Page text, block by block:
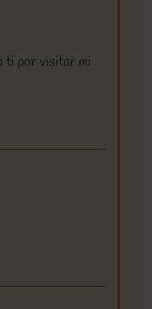
ti por visitar mi